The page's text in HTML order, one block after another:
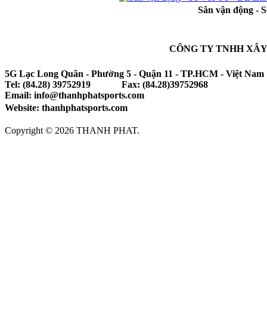
Sân vận động -
CÔNG TY TNHH
5G Lạc Long Quân - Phường 5 - Quận 11 - TP.HCM - Việt Nam
Tel: (84.28) 39752919 Fax: (84.28)39752968
Email: info@thanhphatsports.com
Website: thanhphatsports.com
Copyright © 2026 THANH PHAT.